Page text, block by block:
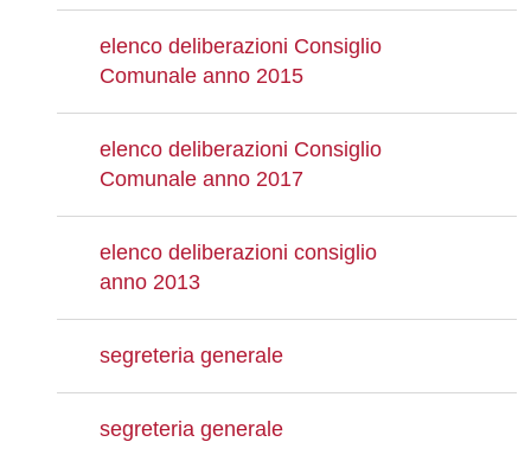
elenco deliberazioni Consiglio
Comunale anno 2015
elenco deliberazioni Consiglio
Comunale anno 2017
elenco deliberazioni consiglio
anno 2013
segreteria generale
segreteria generale